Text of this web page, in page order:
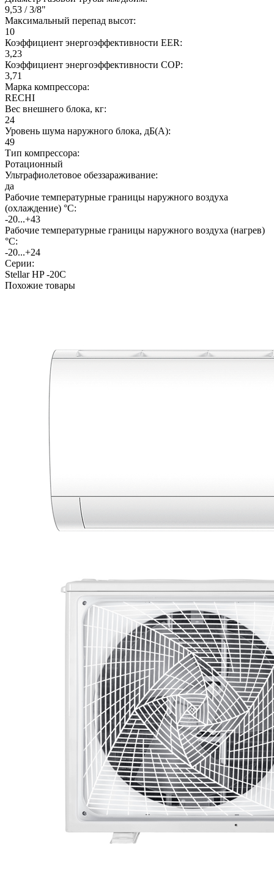
9,53 / 3/8"
Максимальный перепад высот:
10
Коэффициент энергоэффективности EER:
3,23
Коэффициент энергоэффективности COP:
3,71
Марка компрессора:
RECHI
Вес внешнего блока, кг:
24
Уровень шума наружного блока, дБ(А):
49
Тип компрессора:
Ротационный
Ультрафиолетовое обеззараживание:
да
Рабочие температурные границы наружного воздуха
(охлаждение) °C:
-20...+43
Рабочие температурные границы наружного воздуха (нагрев)
°C:
-20...+24
Серии:
Stellar HP -20С
Похожие товары